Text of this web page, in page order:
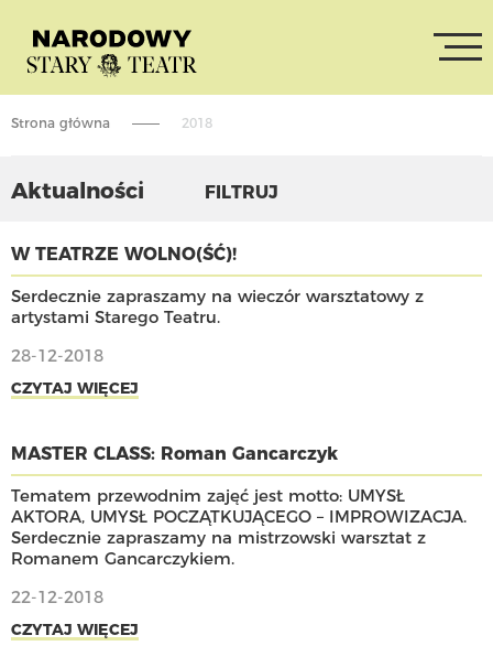
Strona główna 2018
Aktualności FILTRUJ
W TEATRZE WOLNO(ŚĆ)!
Serdecznie zapraszamy na wieczór warsztatowy z
artystami Starego Teatru.
28-12-2018
CZYTAJ WIĘCEJ
MASTER CLASS: Roman Gancarczyk
Tematem przewodnim zajęć jest motto: UMYSŁ
AKTORA, UMYSŁ POCZĄTKUJĄCEGO – IMPROWIZACJA.
Serdecznie zapraszamy na mistrzowski warsztat z
Romanem Gancarczykiem.
22-12-2018
CZYTAJ WIĘCEJ